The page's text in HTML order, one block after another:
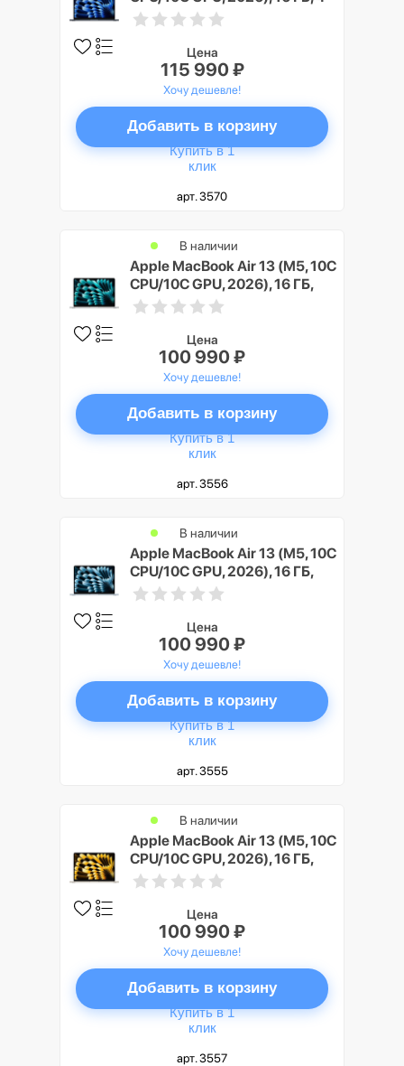
ТБ SSD, Темная ночь
Цена
115 990 ₽
Хочу дешевле!
Добавить в корзину
Купить в 1
клик
арт. 3570
Apple MacBook Air 13 (M5, 10C
CPU/10C GPU, 2026), 16 ГБ,
512 ГБ SSD, Cеребристый
В наличии
Цена
100 990 ₽
Хочу дешевле!
Добавить в корзину
Купить в 1
клик
арт. 3556
Apple MacBook Air 13 (M5, 10C
CPU/10C GPU, 2026), 16 ГБ,
512 ГБ SSD, Небесно-голубой
В наличии
Цена
100 990 ₽
Хочу дешевле!
Добавить в корзину
Купить в 1
клик
арт. 3555
Apple MacBook Air 13 (M5, 10C
CPU/10C GPU, 2026), 16 ГБ,
512 ГБ SSD, Сияющая звезда
В наличии
Цена
100 990 ₽
Хочу дешевле!
Добавить в корзину
Купить в 1
клик
арт. 3557